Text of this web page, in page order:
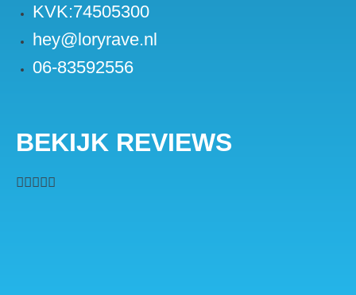
KVK:74505300
hey@loryrave.nl
06-83592556
BEKIJK REVIEWS
